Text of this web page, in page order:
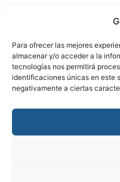
Para ofrecer las mejores
almacenar y/o acceder a la
tecnologías nos permitirá
identificaciones únicas en este
negativamente a ciertas